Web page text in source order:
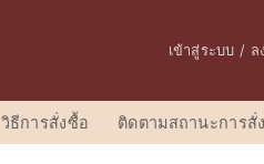
เข้าสู่ระบบ / ล
วิธีการสั่งซื้อ ติดตามสถานะการสั่